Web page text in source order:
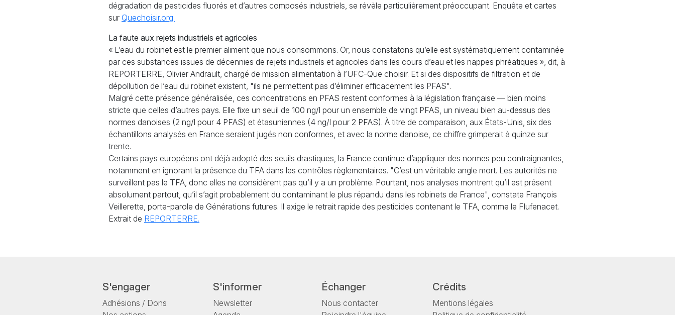
dégradation de pesticides fluorés et d’autres composés industriels, se révèle particulièrement préoccupant. Enquête et cartes
sur Quechoisir.org.
La faute aux rejets industriels et agricoles
« L’eau du robinet est le premier aliment que nous consommons. Or, nous constatons qu’elle est systématiquement contaminée
par ces substances issues de décennies de rejets industriels et agricoles dans les cours d’eau et les nappes phréatiques », dit, à
REPORTERRE, Olivier Andrault, chargé de mission alimentation à l’UFC-Que choisir. Et si des dispositifs de filtration et de
dépollution de l’eau du robinet existent, "ils ne permettent pas d’éliminer efficacement les PFAS".
Malgré cette présence généralisée, ces concentrations en PFAS restent conformes à la législation française — bien moins
stricte que celles d’autres pays. Elle fixe un seuil de 100 ng/l pour un ensemble de vingt PFAS, un niveau bien au-dessus des
normes danoises (2 ng/l pour 4 PFAS) et étasuniennes (4 ng/l pour 2 PFAS). À titre de comparaison, aux États-Unis, six des
échantillons analysés en France seraient jugés non conformes, et avec la norme danoise, ce chiffre grimperait à quinze sur
trente.
Certains pays européens ont déjà adopté des seuils drastiques, la France continue d’appliquer des normes peu contraignantes,
notamment en ignorant la présence du TFA dans les contrôles règlementaires. "C’est un véritable angle mort. Les autorités ne
surveillent pas le TFA, donc elles ne considèrent pas qu’il y a un problème. Pourtant, nos analyses montrent qu’il est présent
absolument partout, qu’il s’agit probablement du contaminant le plus répandu dans les robinets de France", constate François
Veillerette, porte-parole de Générations futures. Il exige le retrait rapide des pesticides contenant le TFA, comme le Flufenacet.
Extrait de REPORTERRE.
S'engager
Adhésions / Dons
S'informer
Newsletter
Échanger
Nous contacter
Crédits
Mentions légales